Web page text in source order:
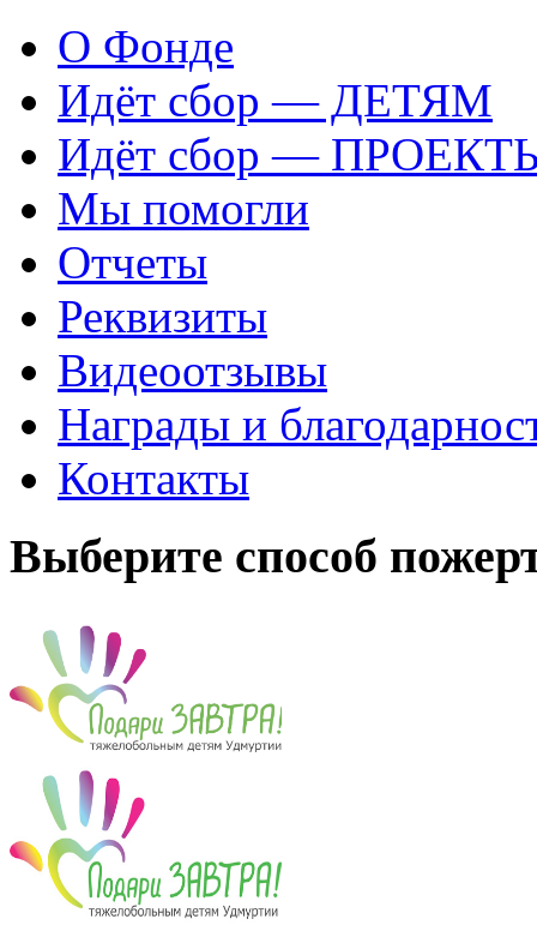
О Фонде
Идёт сбор — ДЕТЯМ
Идёт сбор —
Мы помогли
Отчеты
Реквизиты
Видеоотзывы
Награды и
Контакты
Выберите способ